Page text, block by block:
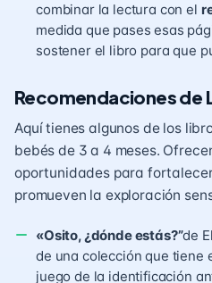
combinar la lectura con el
medida que pases esas
sostener el libro para que
Recomendaciones de
Aquí tienes algunos de los
bebés de 3 a 4 meses.
oportunidades para
promueven la exploración
«Osito, ¿dónde estás?”de
de una colección que tiene
juego de la identificación